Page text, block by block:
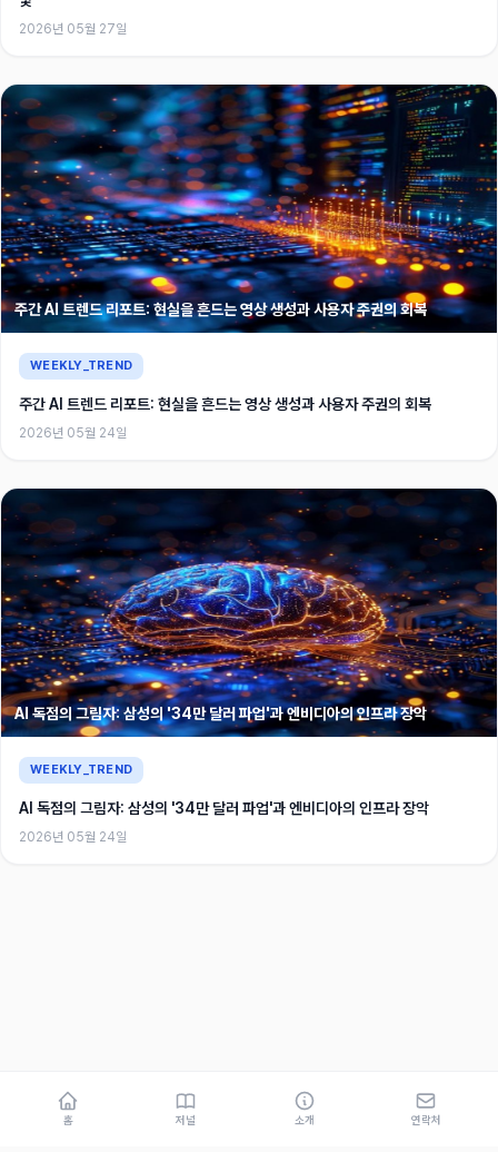
2026년 05월 27일
주간 AI 트렌드 리포트: 현실을 흔드는 영상 생성과 사용자 주권의 회복
WEEKLY_TREND
주간 AI 트렌드 리포트: 현실을 흔드는 영상 생성과 사용자 주권의 회복
2026년 05월 24일
AI 독점의 그림자: 삼성의 '34만 달러 파업'과 엔비디아의 인프라 장악
WEEKLY_TREND
AI 독점의 그림자: 삼성의 '34만 달러 파업'과 엔비디아의 인프라 장악
2026년 05월 24일
홈 저널 소개 연락처